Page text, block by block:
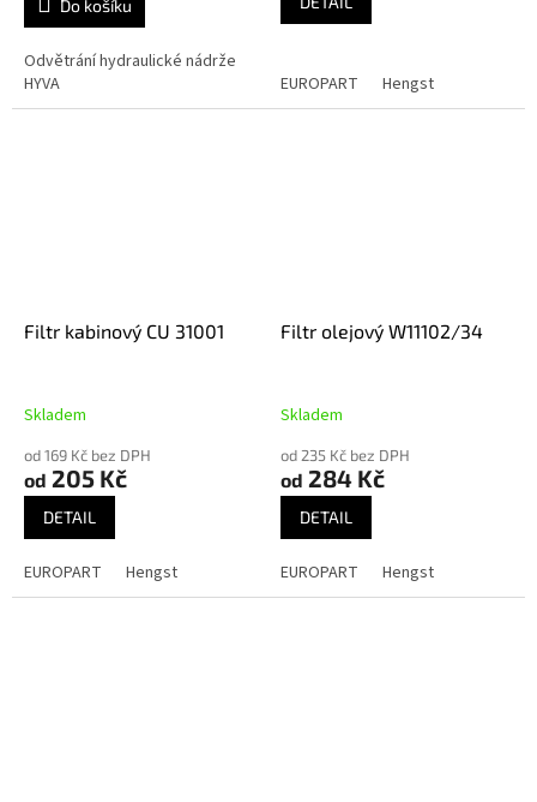
Do košíku
Odvětrání hydraulické nádrže
HYVA
EUROPART Hengst
Filtr kabinový CU 31001
Skladem
od 169 Kč bez DPH
od 205 Kč
DETAIL
EUROPART Hengst
Filtr olejový W11102/34
Skladem
od 235 Kč bez DPH
od 284 Kč
DETAIL
EUROPART Hengst